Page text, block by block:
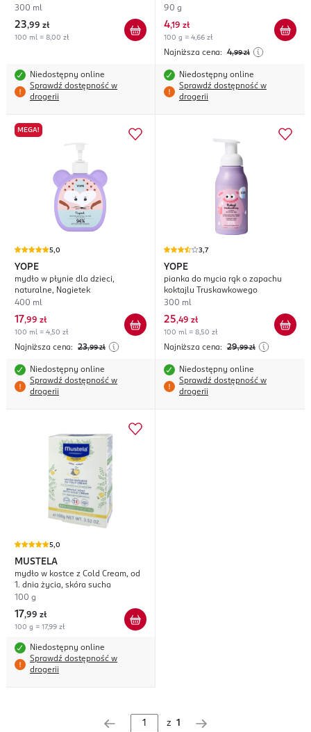
300 ml
23,99 zł
100 ml = 8,00 zł
Niedostępny online
Sprawdź dostępność w
drogerii
90 g
4,19 zł
100 g = 4,66 zł
Najniższa cena: 4,99 zł
Niedostępny online
Sprawdź dostępność w
drogerii
MEGA!
5,0
YOPE
mydło w płynie dla dzieci,
naturalne, Nagietek
400 ml
17,99 zł
100 ml = 4,50 zł
Najniższa cena: 23,99 zł
Niedostępny online
Sprawdź dostępność w
drogerii
3,7
YOPE
pianka do mycia rąk o zapachu
koktajlu Truskawkowego
300 ml
25,49 zł
100 ml = 8,50 zł
Najniższa cena: 29,99 zł
Niedostępny online
Sprawdź dostępność w
drogerii
5,0
MUSTELA
mydło w kostce z Cold Cream, od
1. dnia życia, skóra sucha
100 g
17,99 zł
100 g = 17,99 zł
Niedostępny online
Sprawdź dostępność w
drogerii
z 1